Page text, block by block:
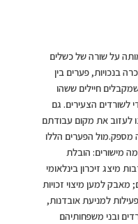
על שורה של כשלים
בנכויות, פערים בין
חיילים ששהו
לשורדים הצעירים. גם
לעזוב את מקום עבודתם
מספק.מול הפערים הללו
מישורים: הובלת
מיצג זיכרון בינלאומי
למען מיצוי זכויות
למניעת אובדנות,
קהילתי בהשתתפות 700 שורדים ובני משפחותיהם